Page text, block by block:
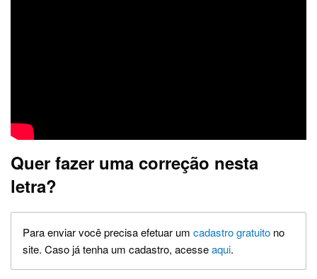
Quer fazer uma correção nesta
letra?
Para enviar você precisa efetuar um cadastro gratuito no
site. Caso já tenha um cadastro, acesseaqui.